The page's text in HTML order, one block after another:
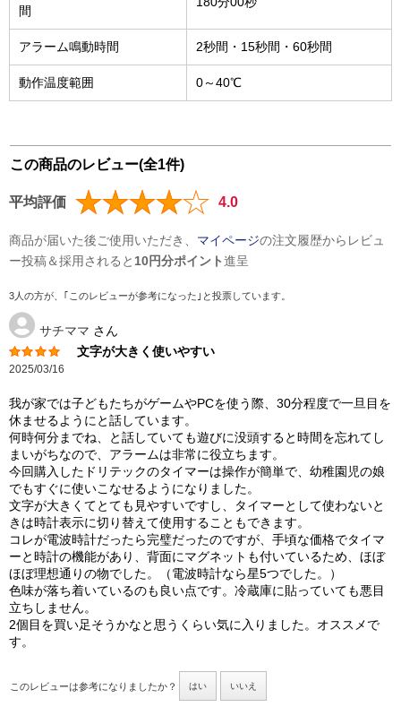
間
アラーム鳴動時間 2秒間・15秒間・60秒間
動作温度範囲 0～40℃
この商品のレビュー(全1件)
平均評価 4.0
商品が届いた後ご使用いただき、 マイページの注文履歴からレビュ
ー投稿＆採用されると 10円分ポイント進呈
3人の方が、｢このレビューが参考になった｣と投票しています。
サチママ さん
文字が大きく使いやすい
2025/03/16
我が家では子どもたちがゲームやPCを使う際、30分程度で一旦目を
休ませるようにと話しています。
何時何分までね、と話していても遊びに没頭すると時間を忘れてし
まいがちなので、アラームは非常に役立ちます。
今回購入したドリテックのタイマーは操作が簡単で、幼稚園児の娘
でもすぐに使いこなせるようになりました。
文字が大きくてとても見やすいですし、タイマーとして使わないと
きは時計表示に切り替えて使用することもできます。
コレが電波時計だったら完璧だったのですが、手頃な価格でタイマ
ーと時計の機能があり、背面にマグネットも付いているため、ほぼ
ほぼ理想通りの物でした。（電波時計なら星5つでした。）
色味が落ち着いているのも良い点です。冷蔵庫に貼っていても悪目
立ちしません。
2個目を買い足そうかなと思うくらい気に入りました。オススメで
す。
このレビューは参考になりましたか？ はい いいえ